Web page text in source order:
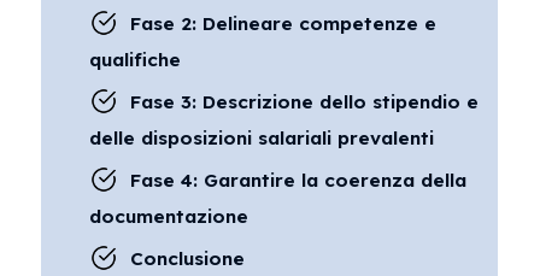
Fase 2: Delineare competenze e
qualifiche
Fase 3: Descrizione dello stipendio e
delle disposizioni salariali prevalenti
Fase 4: Garantire la coerenza della
documentazione
Conclusione